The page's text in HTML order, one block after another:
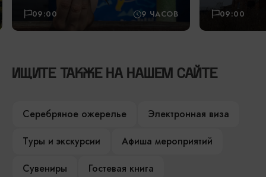
09:00 9 ЧАСОВ 09:00
ИЩИТЕ ТАКЖЕ НА НАШЕМ САЙТЕ
Серебряное ожерелье
Электронная виза
Туры и экскурсии
Афиша мероприятий
Сувениры
Гостевая книга